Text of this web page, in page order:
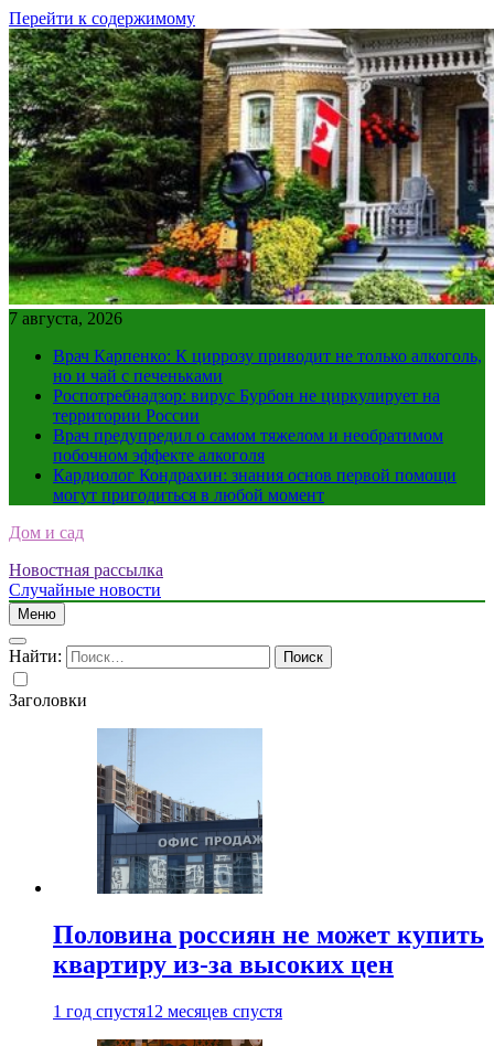
Перейти к содержимому
7 августа, 2026
Врач Карпенко: К циррозу приводит не только алкоголь,
но и чай с печеньками
Роспотребнадзор: вирус Бурбон не циркулирует на
территории России
Врач предупредил о самом тяжелом и необратимом
побочном эффекте алкоголя
Кардиолог Кондрахин: знания основ первой помощи
могут пригодиться в любой момент
Дом и сад
Новостная рассылка
Случайные новости
Меню
Найти:
Заголовки
Половина россиян не может купить
квартиру из-за высоких цен
1 год спустя12 месяцев спустя